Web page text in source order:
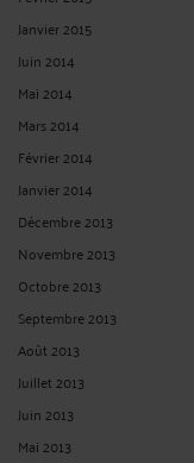
Janvier 2015
Juin 2014
Mai 2014
Mars 2014
Février 2014
Janvier 2014
Décembre 2013
Novembre 2013
Octobre 2013
Septembre 2013
Août 2013
Juillet 2013
Juin 2013
Mai 2013